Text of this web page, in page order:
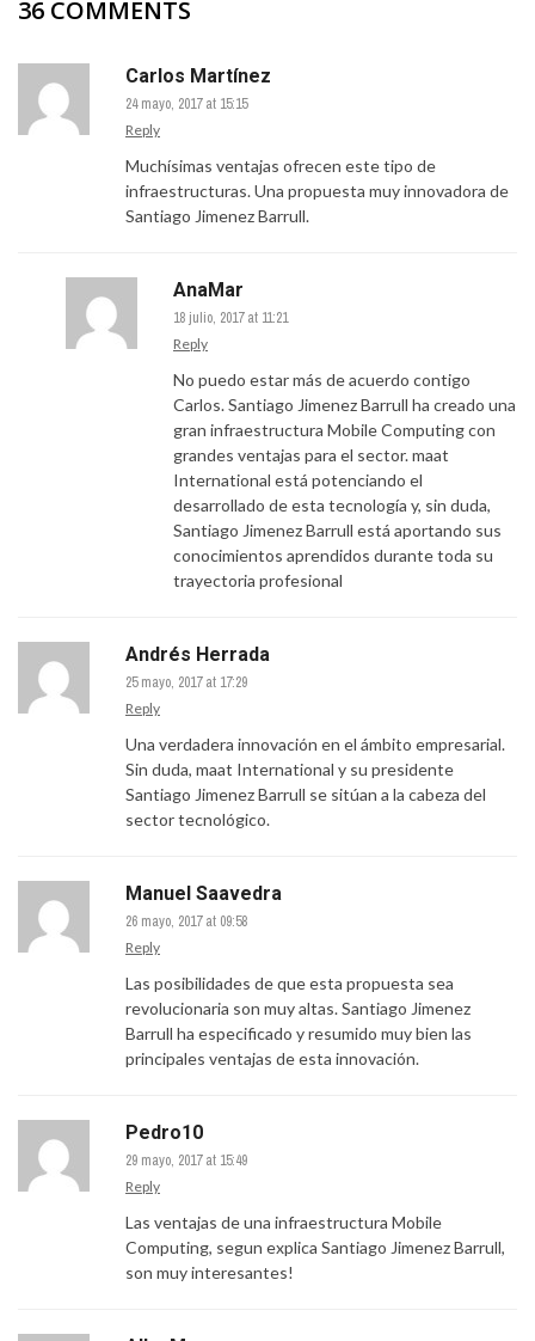
36 COMMENTS
Carlos Martínez
24 mayo, 2017 at 15:15
Reply
Muchísimas ventajas ofrecen este tipo de
infraestructuras. Una propuesta muy innovadora de
Santiago Jimenez Barrull.
AnaMar
18 julio, 2017 at 11:21
Reply
No puedo estar más de acuerdo contigo
Carlos. Santiago Jimenez Barrull ha creado una
gran infraestructura Mobile Computing con
grandes ventajas para el sector. maat
International está potenciando el
desarrollado de esta tecnología y, sin duda,
Santiago Jimenez Barrull está aportando sus
conocimientos aprendidos durante toda su
trayectoria profesional
Andrés Herrada
25 mayo, 2017 at 17:29
Reply
Una verdadera innovación en el ámbito empresarial.
Sin duda, maat International y su presidente
Santiago Jimenez Barrull se sitúan a la cabeza del
sector tecnológico.
Manuel Saavedra
26 mayo, 2017 at 09:58
Reply
Las posibilidades de que esta propuesta sea
revolucionaria son muy altas. Santiago Jimenez
Barrull ha especificado y resumido muy bien las
principales ventajas de esta innovación.
Pedro10
29 mayo, 2017 at 15:49
Reply
Las ventajas de una infraestructura Mobile
Computing, segun explica Santiago Jimenez Barrull,
son muy interesantes!